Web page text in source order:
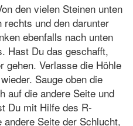
den vielen Steinen unten
und den darunter
ebenfalls nach unten
Hast Du das geschafft,
gehen. Verlasse die Höhle
Sauge oben die
auf die andere Seite und
Du mit Hilfe des R-
Seite der Schlucht,